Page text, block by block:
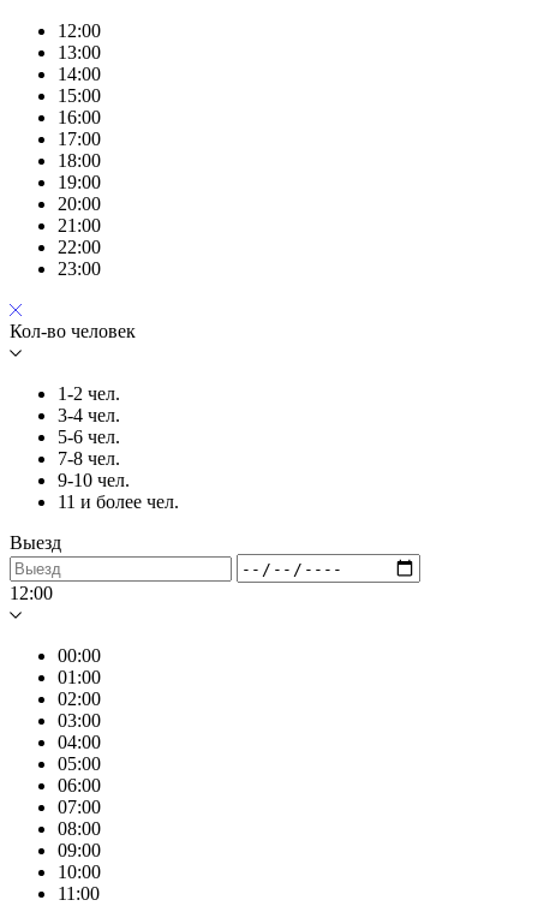
12:00
13:00
14:00
15:00
16:00
17:00
18:00
19:00
20:00
21:00
22:00
23:00
Кол-во человек
1-2 чел.
3-4 чел.
5-6 чел.
7-8 чел.
9-10 чел.
11 и более чел.
Выезд
12:00
00:00
01:00
02:00
03:00
04:00
05:00
06:00
07:00
08:00
09:00
10:00
11:00